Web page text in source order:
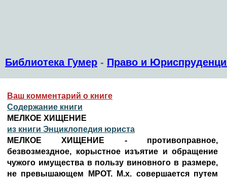
Библиотека Гумер - Право и
Ваш комментарий о книге
Содержание книги
МЕЛКОЕ ХИЩЕНИЕ
из книги Энциклопедия юриста
МЕЛКОЕ ХИЩЕНИЕ - противоправное,
безвозмездное, корыстное изъятие и обращение
чужого имущества в пользу виновного в размере,
не превышающем МРОТ. М.х. совершается путем